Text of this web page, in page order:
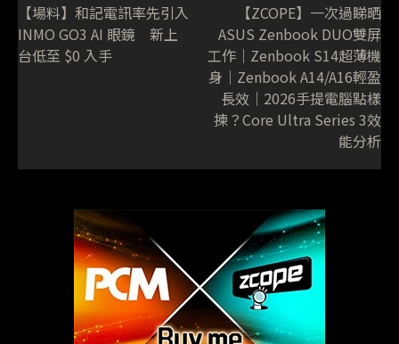
【場料】和記電訊率先引入
INMO GO3 AI 眼鏡 新上
台低至 $0 入手
【ZCOPE】一次過睇晒
ASUS Zenbook DUO雙屏
工作｜Zenbook S14超薄機
身｜Zenbook A14/A16輕盈
長效｜2026手提電腦點樣
揀？Core Ultra Series 3效
能分析